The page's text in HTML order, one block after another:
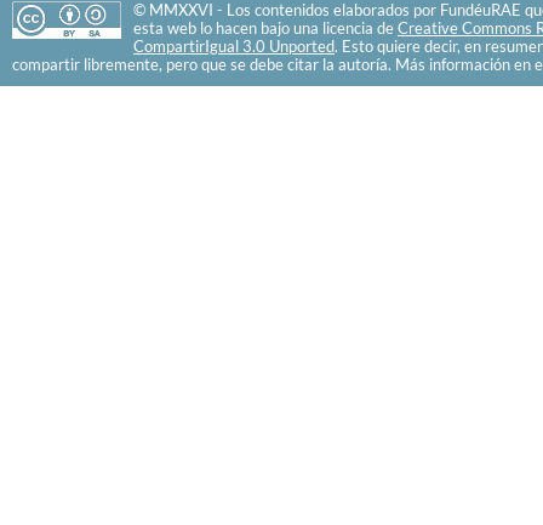
© MMXXVI - Los contenidos elaborados por FundéuRAE
esta web lo hacen bajo una licencia de Creative Commons
CompartirIgual 3.0 Unported. Esto quiere decir, en
compartir libremente, pero que se debe citar la autoría. Más información en